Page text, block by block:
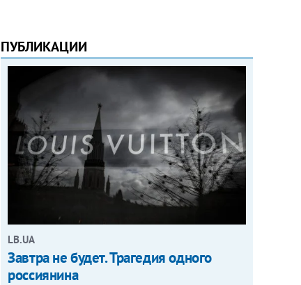
ПУБЛИКАЦИИ
LB.UA
Завтра не будет. Трагедия одного
россиянина